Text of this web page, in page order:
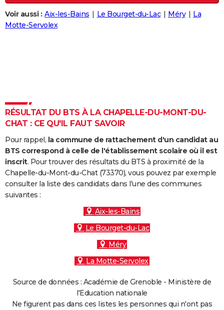
Destinations
City break
Voyage nature
Voyage de noces
Forum
Climat
+
PHOTO
Dictionnaire
Biographies
Citations
Expressions
Proverbes
PROGRAMME TV
S'inscrire
Se connecter
Lycées
Collèges
Primaires
Universités
Entreprises
Service militaire
Avis de recherche
AVIS DE DÉCÈS
FORUM
Bricolage
Lifestyle
Culture
Sport
Auto
Television
Voyage
Cinema
Voir aussi : Aix-les-Bains Le Bourget-du-Lac Méry
La
Motte-Servolex
RÉSULTAT DU BTS À LA CHAPELLE-DU-MONT-DU-
CHAT : CE QU'IL FAUT SAVOIR
Pour rappel, la commune de rattachement d'un candidat au
BTS correspond à celle de l'établissement scolaire où il est
inscrit. Pour trouver des résultats du BTS à proximité de la
Chapelle-du-Mont-du-Chat (73370), vous pouvez par exemple
consulter la liste des candidats dans l'une des communes
suivantes :
Aix-les-Bains
Le Bourget-du-Lac
Méry
La Motte-Servolex
Source de données : Académie de Grenoble - Ministère de
l'Education nationale
Ne figurent pas dans ces listes les personnes qui n'ont pas